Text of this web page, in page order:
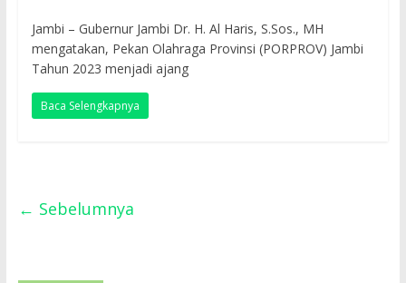
Jambi – Gubernur Jambi Dr. H. Al Haris, S.Sos., MH
mengatakan, Pekan Olahraga Provinsi (PORPROV) Jambi
Tahun 2023 menjadi ajang
Baca Selengkapnya
← Sebelumnya